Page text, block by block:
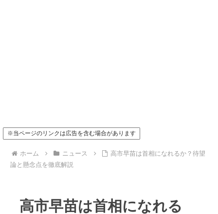
※当ページのリンクは広告を含む場合があります
ホーム ニュース
高市早苗は首相になれるか？待望
論と懸念点を徹底解説
高市早苗は首相になれる